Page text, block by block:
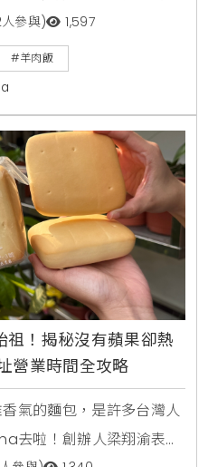
去啦！創辦人梁翔渝
評價，關鍵在於核心產品
理至無羶味，並透過蒜蓉
成功將傳統早餐轉化為具
參與) 1,597
#羊肉飯
祖！揭秘沒有蘋果卻熱
營業時間全攻略
氣的麵包，是許多台灣人
去啦！創辦人梁翔渝表